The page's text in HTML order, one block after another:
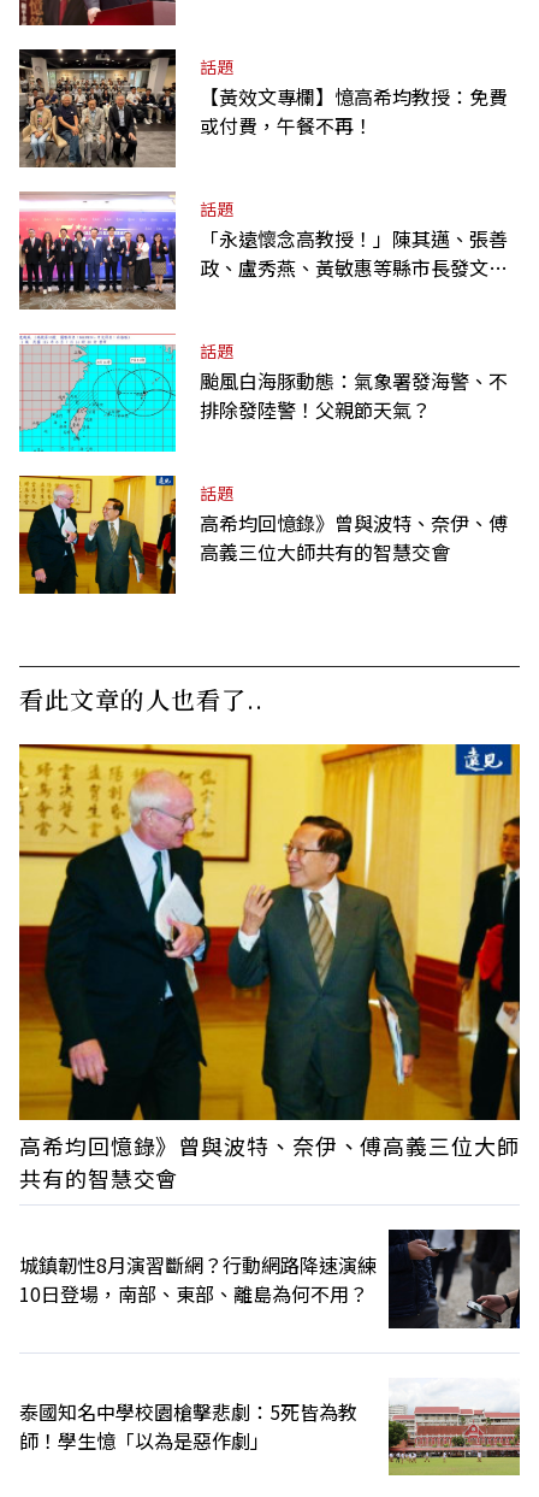
話題
【黃效文專欄】憶高希均教授：免費
或付費，午餐不再！
話題
「永遠懷念高教授！」陳其邁、張善
政、盧秀燕、黃敏惠等縣市長發文弔
話題
颱風白海豚動態：氣象署發海警、不
排除發陸警！父親節天氣？
話題
高希均回憶錄》曾與波特、奈伊、傅
高義三位大師共有的智慧交會
看此文章的人也看了..
高希均回憶錄》曾與波特、奈伊、傅高義三位大師
共有的智慧交會
城鎮韌性8月演習斷網？行動網路降速演練
10日登場，南部、東部、離島為何不用？
泰國知名中學校園槍擊悲劇：5死皆為教
師！學生憶「以為是惡作劇」